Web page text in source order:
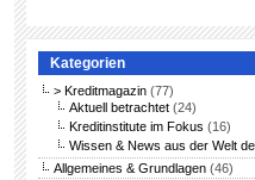
Kategorien
> Kreditmagazin (77)
Aktuell betrachtet (24)
Kreditinstitute im Fokus (16)
Wissen & News aus der Welt
Allgemeines & Grundlagen (46)